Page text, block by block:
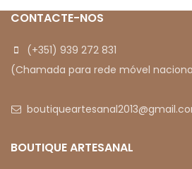
CONTACTE-NOS
(+351) 939 272 831
(Chamada para rede móvel
BOUTIQUE ARTESANAL